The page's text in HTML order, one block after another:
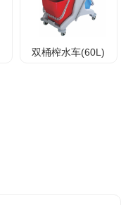
双桶榨水车(60L)